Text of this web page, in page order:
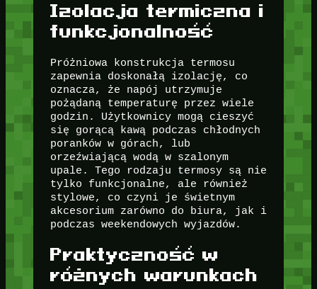
Izolacja termiczna i
funkcjonalność
Próżniowa konstrukcja termosu
zapewnia doskonałą izolację, co
oznacza, że napój utrzymuje
pożądaną temperaturę przez wiele
godzin. Użytkownicy mogą cieszyć
się gorącą kawą podczas chłodnych
poranków w górach, lub
orzeźwiającą wodą w szalonym
upale. Tego rodzaju termosy są nie
tylko funkcjonalne, ale również
stylowe, co czyni je świetnym
akcesorium zarówno do biura, jak i
podczas weekendowych wyjazdów.
Praktyczność w
różnych warunkach